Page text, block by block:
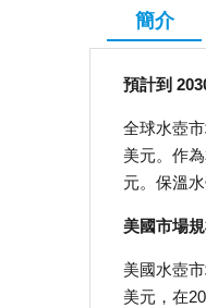
簡介
預計到
全球水壺
美元。作
元。保溫
美國市場
美國水壺
美元，在